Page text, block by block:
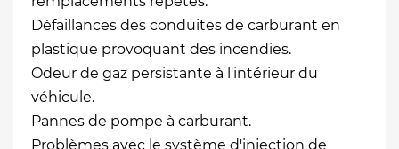
Défaillances des conduites de carburant en
plastique provoquant des incendies.
Odeur de gaz persistante à l'intérieur du
véhicule.
Pannes de pompe à carburant.
Problèmes avec le système d'injection de